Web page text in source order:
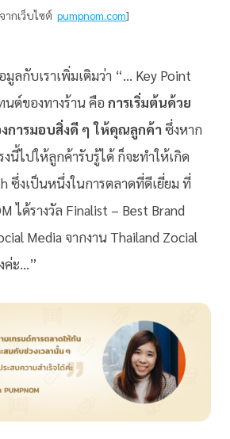
ากเว็บไซต์ pumpnom.com]
ลกับเราเพิ่มเติมว่า “… Key Point
ต์ของทางร้าน คือ การเริ่มต้นด้วย
การมอบสิ่งดี ๆ ให้คุณลูกค้าซึ่งหาก
งนี้ไปให้ลูกค้ารับรู้ได้ ก็จะทำให้เกิด
ซึ่งเป็นหนึ่งในการตลาดที่ดีเยี่ยม ที่
ได้รางวัล Finalist – Best Brand
Media จากงาน Thailand Zocial
ค่ะ…”